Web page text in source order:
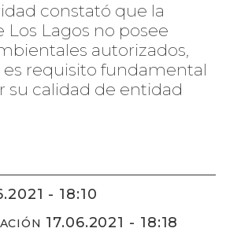
constató que la
Los Lagos no posee
autorizados,
requisito fundamental
su calidad de entidad
- 18:10
17.06.2021 - 18:18